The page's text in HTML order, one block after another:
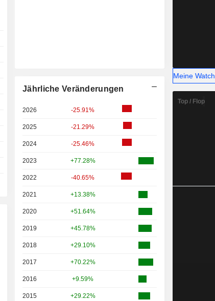
Jährliche Veränderungen
2026 -25.91%
2025 -21.29%
2024 -25.46%
2023 +77.28%
2022 -40.65%
2021 +13.38%
2020 +51.64%
2019 +45.78%
2018 +29.10%
2017 +70.22%
2016 +9.59%
2015 +29.22%
Meine
Top / Flop